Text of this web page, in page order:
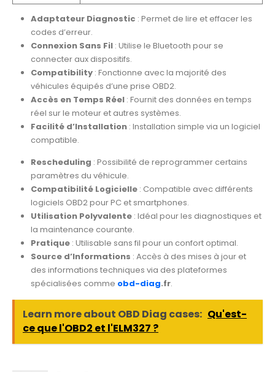
Adaptateur Diagnostic : Permet de lire et effacer les
codes d’erreur.
Connexion Sans Fil: Utilise le Bluetooth pour se
connecter aux dispositifs.
Compatibility: Fonctionne avec la majorité des
véhicules équipés d’une prise OBD2.
Accès en Temps Réel: Fournit des données en temps
réel sur le moteur et autres systèmes.
Facilité d’Installation: Installation simple via un logiciel
compatible.
Rescheduling : Possibilité de reprogrammer certains
paramètres du véhicule.
Compatibilité Logicielle: Compatible avec différents
logiciels OBD2 pour PC et smartphones.
Utilisation Polyvalente: Idéal pour les diagnostiques et
la maintenance courante.
Pratique: Utilisable sans fil pour un confort optimal.
Source d’Informations : Accès à des mises à jour et
des informations techniques via des plateformes
spécialisées comme obd-diag.fr.
Learn more about OBD Diag cases: Qu'est-
ce que l'OBD2 et l'ELM327 ?